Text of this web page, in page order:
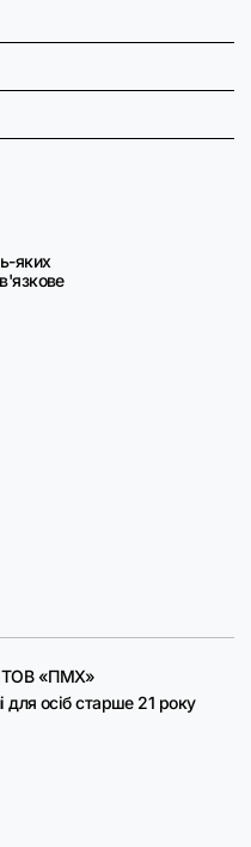
яких
ТОВ «ПМХ»
для осіб старше 21 року